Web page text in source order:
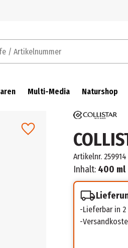
Multi-Media Naturshop
Artikelnr. 259914
Inhalt: 400 ml
Lieferbar in